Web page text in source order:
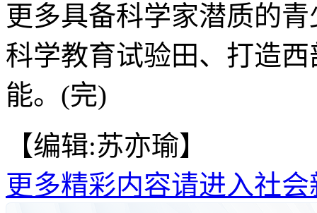
更多具备科学家潜质的
科学教育试验田、打造
能。(完)
【编辑:苏亦瑜】
更多精彩内容请进入社会